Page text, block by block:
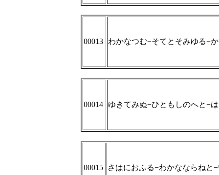
00013 わかなつむ−そてとそみゆる−
00014 ゆきてみぬ−ひともしのへと−
00015 さはにおふる−わかなならねと